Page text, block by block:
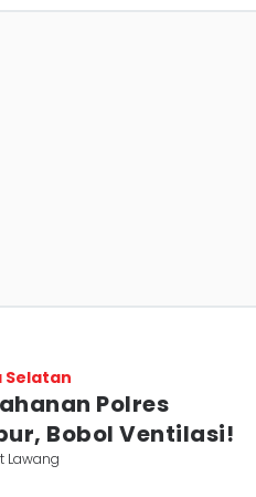
Selatan
Polres
Bobol Ventilasi!
Lawang